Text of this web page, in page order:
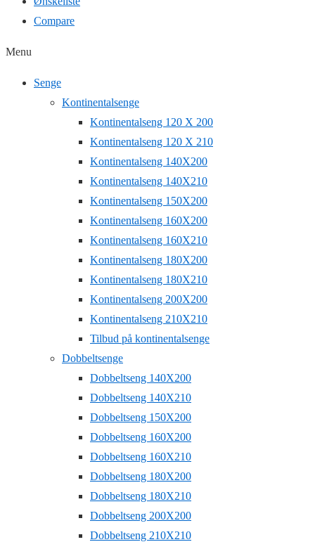
Compare
Menu
Senge
Kontinentalsenge
Kontinentalseng 120 X 200
Kontinentalseng 120 X 210
Kontinentalseng 140X200
Kontinentalseng 140X210
Kontinentalseng 150X200
Kontinentalseng 160X200
Kontinentalseng 160X210
Kontinentalseng 180X200
Kontinentalseng 180X210
Kontinentalseng 200X200
Kontinentalseng 210X210
Tilbud på kontinentalsenge
Dobbeltsenge
Dobbeltseng 140X200
Dobbeltseng 140X210
Dobbeltseng 150X200
Dobbeltseng 160X200
Dobbeltseng 160X210
Dobbeltseng 180X200
Dobbeltseng 180X210
Dobbeltseng 200X200
Dobbeltseng 210X210